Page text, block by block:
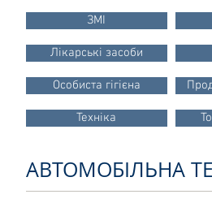
ЗМІ
Лікарські засоби
Особиста гігієна
Техніка
АВТОМОБІЛЬНА